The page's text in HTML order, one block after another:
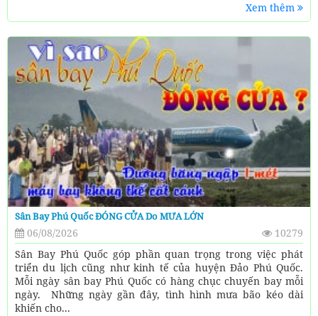
Xem thêm
Sân Bay Phú Quốc ĐÓNG CỬA Do MƯA LỚN
06/08/2026
10279
Sân Bay Phú Quốc góp phần quan trọng trong việc phát
triển du lịch cũng như kinh tế của huyện Đảo Phú Quốc.
Mỗi ngày sân bay Phú Quốc có hàng chục chuyến bay mỗi
ngày. Những ngày gần đây, tình hình mưa bão kéo dài
khiến cho...